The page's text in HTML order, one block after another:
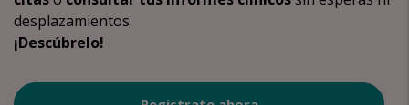
desplazamientos.
¡Descúbrelo!